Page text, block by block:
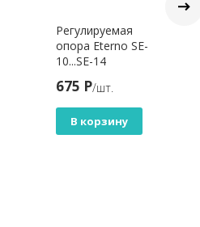
Регулируемая
опора Eterno SE-
10...SE-14
675 Р/шт.
В корзину